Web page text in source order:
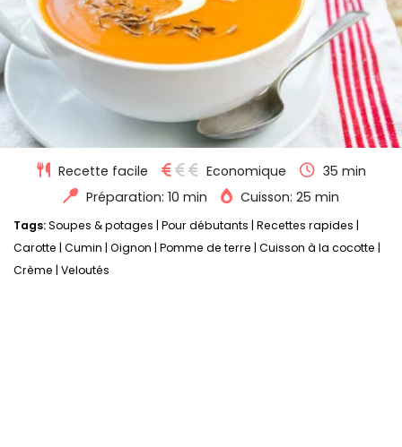
Recette facile Economique
35 min
Préparation: 10 min
Cuisson: 25 min
Tags:Soupes & potages Pour débutants Recettes rapides
Carotte Cumin Oignon Pomme de terre Cuisson à la cocotte
Crème Veloutés